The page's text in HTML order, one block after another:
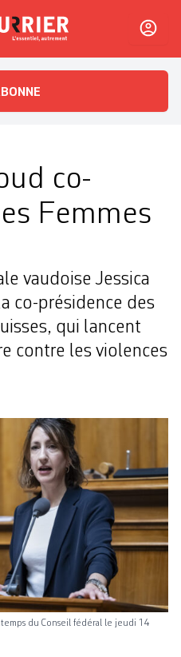
L'essentiel, autrement
co-
Femmes
vaudoise Jessica
co-présidence des
qui lancent
contre les violences
du Conseil fédéral le jeudi 14